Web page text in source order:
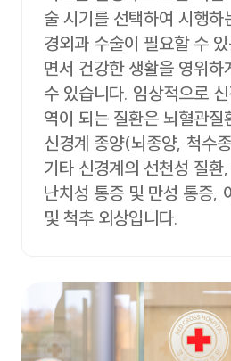
술 시기를 선택하여 시행
경외과 수술이 필요할 수
면서 건강한 생활을 영위하
수 있습니다. 임상적으로
역이 되는 질환은 뇌혈관
신경계 종양(뇌종양, 척수
기타 신경계의 선천성 질
난치성 통증 및 만성 통증,
및 척추 외상입니다.